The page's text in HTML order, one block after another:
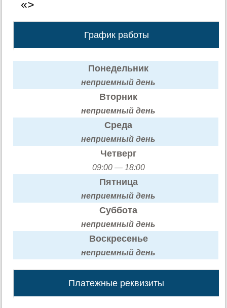
«>
График работы
Понедельник
неприемный день
Вторник
неприемный день
Среда
неприемный день
Четверг
09:00 — 18:00
Пятница
неприемный день
Суббота
неприемный день
Воскресенье
неприемный день
Платежные реквизиты